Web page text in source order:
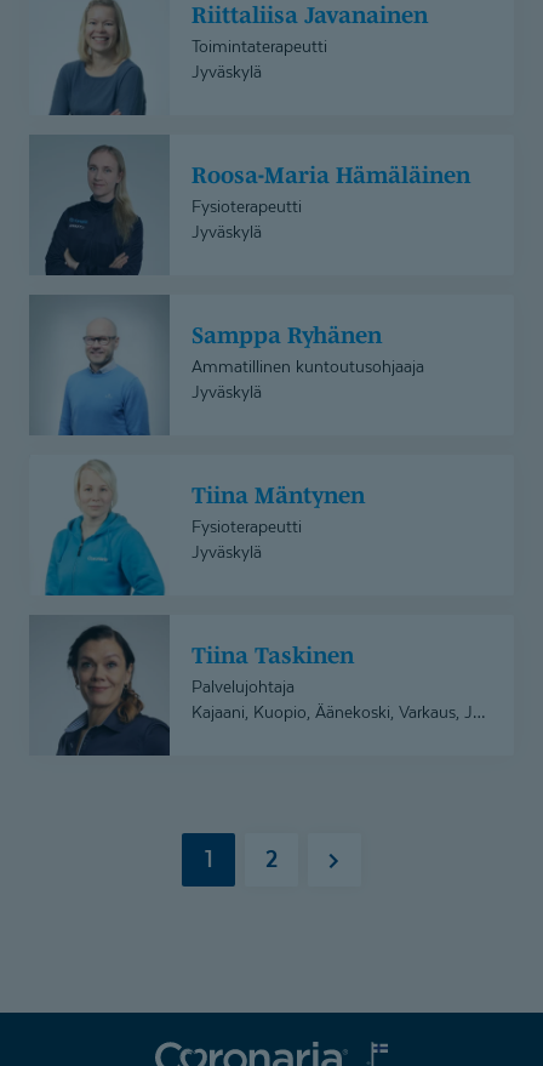
Javanainen
Riittaliisa Javanainen
Toimintaterapeutti
Jyväskylä
Hämäläinen
Roosa-Maria Hämäläinen
Fysioterapeutti
Jyväskylä
Ryhänen
Samppa Ryhänen
Ammatillinen kuntoutusohjaaja
Jyväskylä
Mäntynen
Tiina Mäntynen
Fysioterapeutti
Jyväskylä
Taskinen
Tiina Taskinen
Palvelujohtaja
Kajaani, Kuopio, Äänekoski, Varkaus, Joensuu, Jämsä, Lapinlahti, Jyväskylä, Savonlinna, Mikkeli, Sotkamo, Pieksämäki, Suomussalmi
1 2
Seuraava